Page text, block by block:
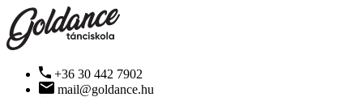
+36 30 442 7902
mail@goldance.hu